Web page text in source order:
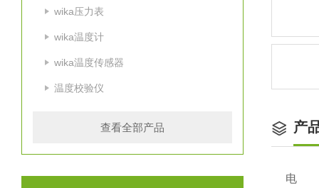
wika压力表
wika温度计
wika温度传感器
温度校验仪
查看全部产品 产
电